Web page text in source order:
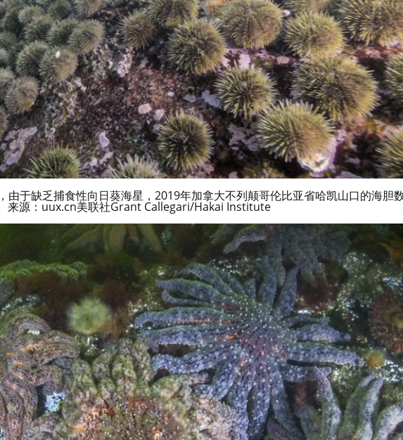
由于缺乏捕食性向日葵海星，2019年加拿大不列颠哥伦比亚省哈凯山口的海胆
来源：uux.cn美联社Grant Callegari/Hakai Institute